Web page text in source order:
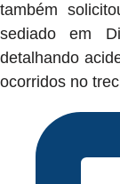
também
sediado em
detalhando
ocorridos no